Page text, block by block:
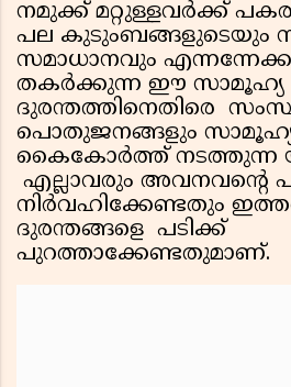
നമുക്ക് മറ്റുള്ളവർക്ക്
പല കുടുംബങ്ങളുടെയും
സമാധാനവും
തകർക്കുന്ന ഈ സാമൂഹ്യ
ദുരന്തത്തിനെതിരെ
പൊതുജനങ്ങളും
കൈകോർത്ത് നടത്തുന്ന
എല്ലാവരും അവനവന്റെ
നിർവഹിക്കേണ്ടതും
ദുരന്തങ്ങളെ പടിക്ക്
പുറത്താക്കേണ്ടതുമാണ്.